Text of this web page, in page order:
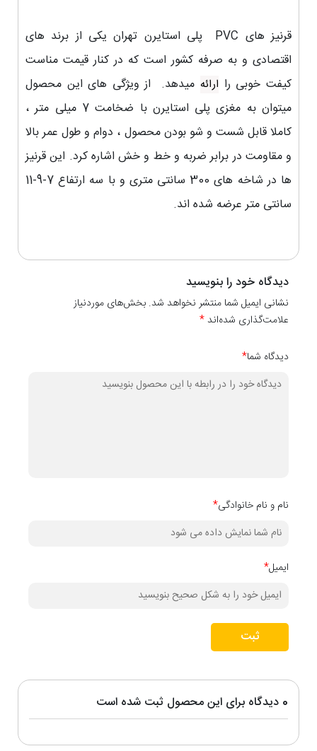
قرنیز های PVC پلی استایرن تهران یکی از برند های
اقتصادی و به صرفه کشور است که در کنار قیمت مناست
کیفت خوبی را ارائه میدهد. از ویژگی های این محصول
میتوان به مغزی پلی استایرن با ضخامت 7 میلی متر ،
کاملا قابل شست و شو بودن محصول ، دوام و طول عمر بالا
و مقاومت در برابر ضربه و خط و خش اشاره کرد. این قرنیز
ها در شاخه های 300 سانتی متری و با سه ارتفاع 7-9-11
سانتی متر عرضه شده اند.
0 دیدگاه برای این محصول ثبت شده است
دیدگاه خود را بنویسید
نشانی ایمیل شما منتشر نخواهد شد. بخش‌های موردنیاز
علامت‌گذاری شده‌اند*
دیدگاه شما*
نام و نام خانوادگی*
ایمیل*
ثبت